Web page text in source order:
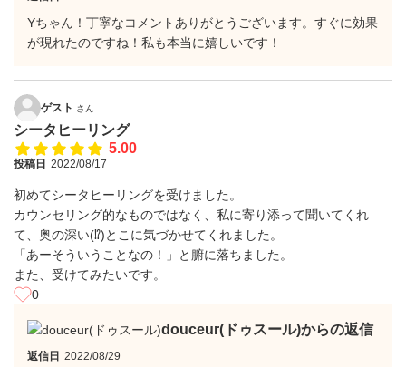
Yちゃん！丁寧なコメントありがとうございます。すぐに効果
が現れたのですね！私も本当に嬉しいです！
ゲスト さん
シータヒーリング
5.00
投稿日 2022/08/17
初めてシータヒーリングを受けました。
カウンセリング的なものではなく、私に寄り添って聞いてくれ
て、奥の深い(⁉︎)とこに気づかせてくれました。
「あーそういうことなの！」と腑に落ちました。
また、受けてみたいです。
0
douceur(ドゥスール)からの返信
返信日 2022/08/29